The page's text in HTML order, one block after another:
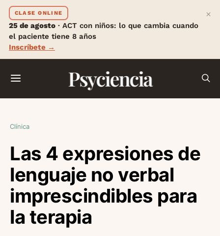
CLASE ONLINE
25 de agosto · ACT con niños: lo que cambia cuando
el paciente tiene 8 años
Inscríbete →
×
Psyciencia
Clínica
Las 4 expresiones de
lenguaje no verbal
imprescindibles para
la terapia